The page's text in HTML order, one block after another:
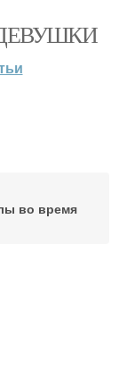
во время